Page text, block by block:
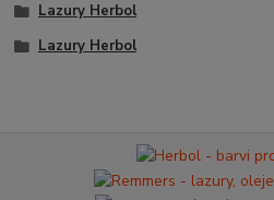
Lazury Herbol
Lazury Herbol